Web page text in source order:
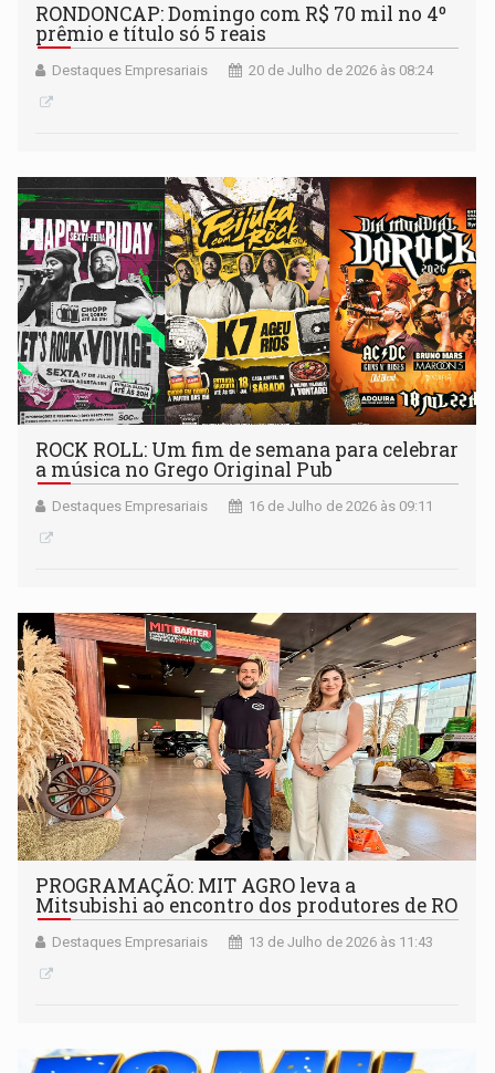
RONDONCAP: Domingo com R$ 70 mil no 4º
prêmio e título só 5 reais
Destaques Empresariais 20 de Julho de 2026 às 08:24
ROCK ROLL: Um fim de semana para celebrar
a música no Grego Original Pub
Destaques Empresariais 16 de Julho de 2026 às 09:11
PROGRAMAÇÃO: MIT AGRO leva a
Mitsubishi ao encontro dos produtores de RO
Destaques Empresariais 13 de Julho de 2026 às 11:43